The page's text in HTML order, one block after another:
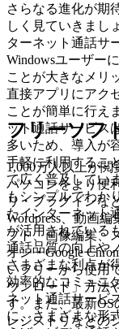
さらなる進化が期
しく見ていきまし
ターネット通話サ
Windowsユーザー
ことが大きなメリ
直接アプリにアク
ことが簡単に行え
ット通話サービス
多いため、導入が
手軽に利用するこ
て広く普及してい
もシンプルでわか
たインターネット
が活用されている
通話品質の向上や
さまざまな利点が
効率的なコミュニ
ネット通話サービ
に、さまざまな形
フリーソフ
1,000万人以上が
パソコンをより便
リ・プラグインな
Wordpress、動画
フト、画像編集、
オン・Google
いフリーから使用
ウンロード」方法
す。また、最新OS
レジストリなどの